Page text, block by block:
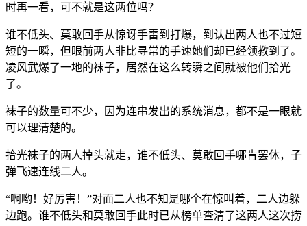
时再一看，可不就是这两位吗？
谁不低头、莫敢回手从惊讶手雷到打爆，到认出两人也不过短
短的一瞬，但眼前两人非比寻常的手速她们却已经领教到了。
凌风武爆了一地的袜子，居然在这么转瞬之间就被他们拾光
了。
袜子的数量可不少，因为连串发出的系统消息，都不是一眼就
可以理清楚的。
拾光袜子的两人掉头就走，谁不低头、莫敢回手哪肯罢休，子
弹飞速连线二人。
“啊哟！好厉害！”对面二人也不知是哪个在惊叫着，二人边躲
边跑。谁不低头和莫敢回手此时已从榜单查清了这两人这次捞